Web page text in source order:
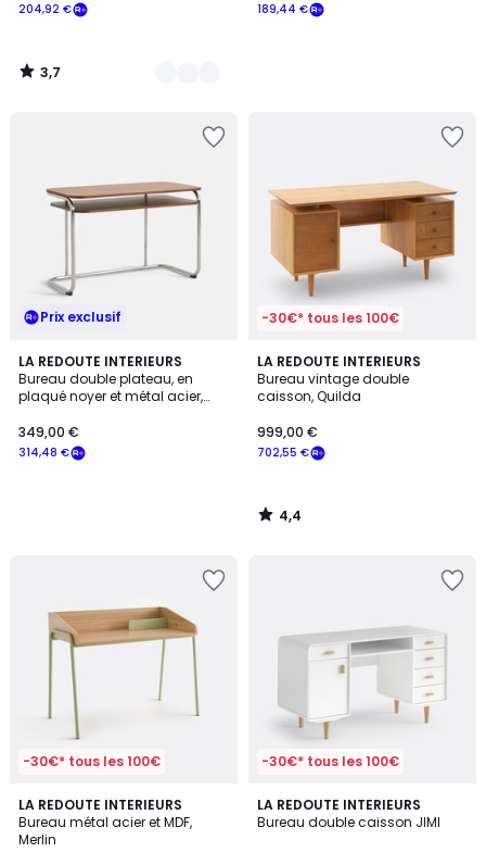
204,92 €
3,7
/
189,44 €
Prix exclusif
LA REDOUTE INTERIEURS
Bureau double plateau, en
plaqué noyer et métal acier,
314,48 €
349,00 €
-30€* tous les 100€
LA REDOUTE INTERIEURS
Bureau vintage double
caisson, Quilda
702,55 €
999,00 €
4,4
/ 5
4,4
/
-30€* tous les 100€
LA REDOUTE INTERIEURS
Bureau métal acier et MDF,
Merlin
3,6
/ 5
-30€* tous les 100€
LA REDOUTE INTERIEURS
Bureau double caisson JIMI
4,1
/ 5